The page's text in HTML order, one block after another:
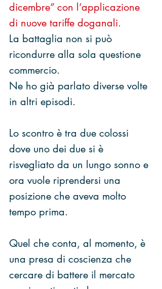
dicembre” con l’applicazione
di nuove tariffe doganali.
La battaglia non si può
ricondurre alla sola questione
commercio.
Ne ho già parlato diverse volte
in altri episodi.
Lo scontro è tra due colossi
dove uno dei due si è
risvegliato da un lungo sonno e
ora vuole riprendersi una
posizione che aveva molto
tempo prima.
Quel che conta, al momento, è
una presa di coscienza che
cercare di battere il mercato